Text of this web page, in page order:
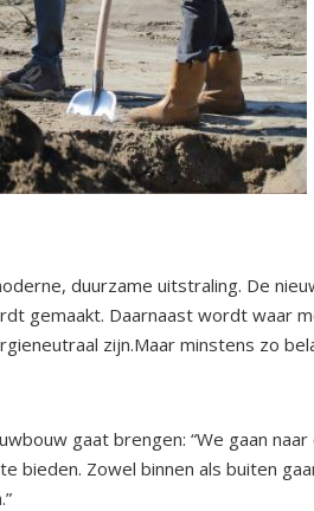
duurzame uitstraling. De
gemaakt. Daarnaast wordt waar
zijn.Maar minstens zo
gaat brengen: “We gaan naar
bieden. Zowel binnen als buiten